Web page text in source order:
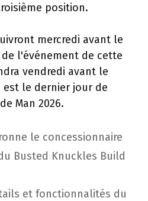
position.
mercredi avant le
l'événement de cette
vendredi avant le
est le dernier jour de
Man 2026.
le concessionnaire
Busted Knuckles Build
et fonctionnalités du